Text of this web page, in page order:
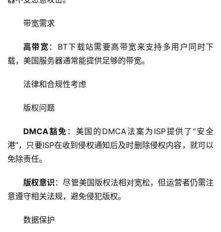
程
网
维
带宽需求
高带宽 ：BT下载站需要高带宽来支持多用户同时下
载， 美国服务器通常能提供足够的带宽。
法律和合规性考虑
版权问题
DMCA豁免 ：美国的DMCA法案为ISP提供了“安全
港”，只要ISP在收到侵权通知后及时删除侵权内容，就可以
免除责任。
版权意识 ：尽管美国版权法相对宽松，但运营者仍需注
意遵守相关法规，避免侵犯版权。
数据保护